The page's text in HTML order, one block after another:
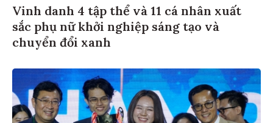
Vinh danh 4 tập thể và 11 cá nhân xuất
sắc phụ nữ khởi nghiệp sáng tạo và
chuyển đổi xanh